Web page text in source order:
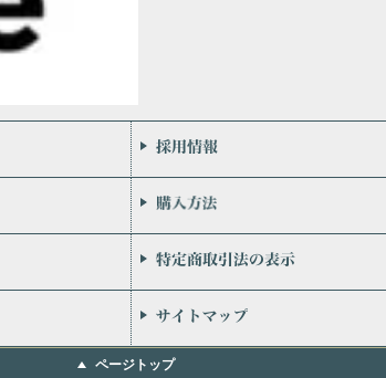
会社案内
お問い合わせ
個人情報保護方針
リンク
ページトップ